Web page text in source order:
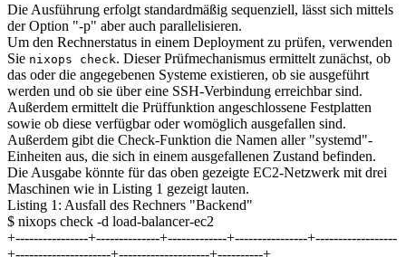
Die Ausführung erfolgt standardmäßig sequenziell, lässt sich mittels
der Option "-p" aber auch parallelisieren.
Um den Rechnerstatus in einem Deployment zu prüfen, verwenden
Sie nixops check. Dieser Prüfmechanismus ermittelt zunächst, ob
das oder die angegebenen Systeme existieren, ob sie ausgeführt
werden und ob sie über eine SSH-Verbindung erreichbar sind.
Außerdem ermittelt die Prüffunktion angeschlossene Festplatten
sowie ob diese verfügbar oder womöglich ausgefallen sind.
Außerdem gibt die Check-Funktion die Namen aller "systemd"-
Einheiten aus, die sich in einem ausgefallenen Zustand befinden.
Die Ausgabe könnte für das oben gezeigte EC2-Netzwerk mit drei
Maschinen wie in Listing 1 gezeigt lauten.
Listing 1: Ausfall des Rechners "Backend"
$ nixops check -d load-balancer-ec2
+----------------+--------------+-------------+----------------+------------------
+---------------------+--------------------+----------+